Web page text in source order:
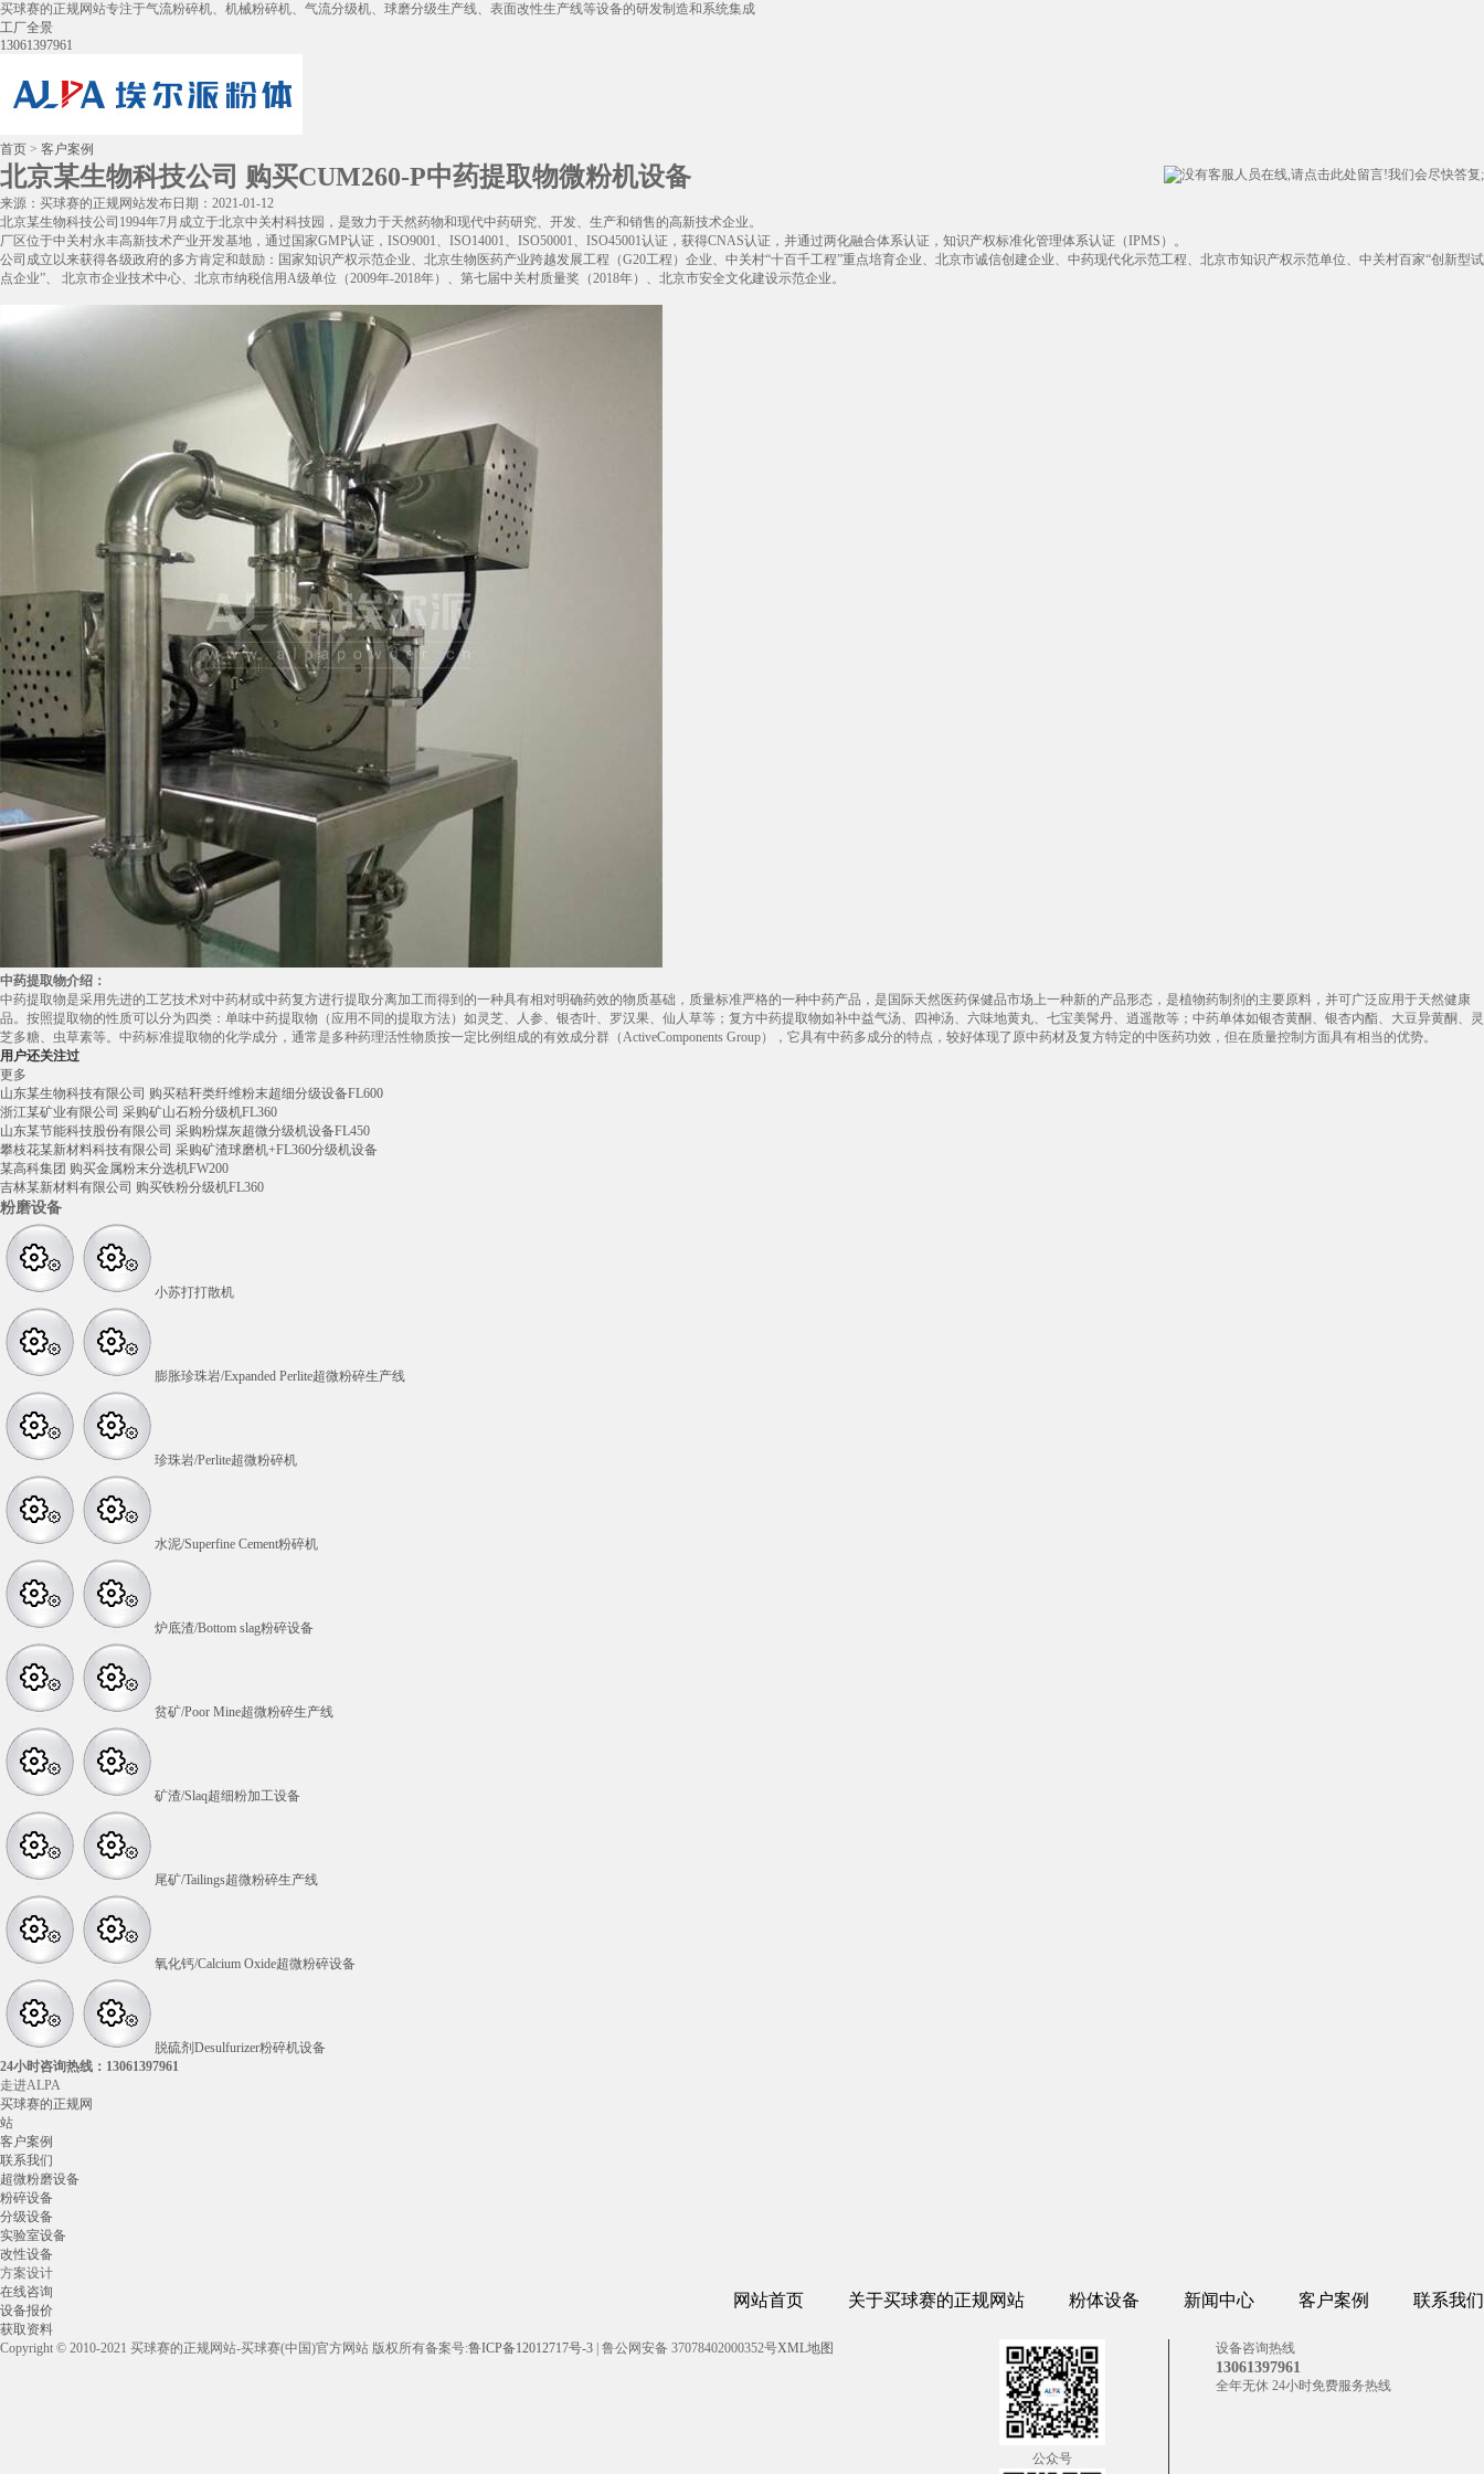
买球赛的正规网站专注于气流粉碎机、机械粉碎机、气流分级机、球磨分级生产线、表面改性生产线等设备的研发制造和系统集成
工厂全景
13061397961
网站首页 关于买球赛的正规网站 粉体设备 新闻中心 客户案例 联系我们
首页 > 客户案例
北京某生物科技公司 购买CUM260-P中药提取物微粉机设备
来源：买球赛的正规网站发布日期：2021-01-12
北京某生物科技公司1994年7月成立于北京中关村科技园，是致力于天然药物和现代中药研究、开发、生产和销售的高新技术企业。
厂区位于中关村永丰高新技术产业开发基地，通过国家GMP认证，ISO9001、ISO14001、ISO50001、ISO45001认证，获得CNAS认证，并通过两化融合体系认证，知识产权标准化管理体系认证（IPMS）。
公司成立以来获得各级政府的多方肯定和鼓励：国家知识产权示范企业、北京生物医药产业跨越发展工程（G20工程）企业、中关村“十百千工程”重点培育企业、北京市诚信创建企业、中药现代化示范工程、北京市知识产权示范单位、中关村百家“创新型试
点企业”、 北京市企业技术中心、北京市纳税信用A级单位（2009年-2018年）、第七届中关村质量奖（2018年）、北京市安全文化建设示范企业。
中药提取物介绍：
中药提取物是采用先进的工艺技术对中药材或中药复方进行提取分离加工而得到的一种具有相对明确药效的物质基础，质量标准严格的一种中药产品，是国际天然医药保健品市场上一种新的产品形态，是植物药制剂的主要原料，并可广泛应用于天然健康
品。按照提取物的性质可以分为四类：单味中药提取物（应用不同的提取方法）如灵芝、人参、银杏叶、罗汉果、仙人草等；复方中药提取物如补中益气汤、四神汤、六味地黄丸、七宝美髯丹、逍遥散等；中药单体如银杏黄酮、银杏内酯、大豆异黄酮、灵
芝多糖、虫草素等。中药标准提取物的化学成分，通常是多种药理活性物质按一定比例组成的有效成分群（ActiveComponents Group），它具有中药多成分的特点，较好体现了原中药材及复方特定的中医药功效，但在质量控制方面具有相当的优势。
用户还关注过
更多
山东某生物科技有限公司 购买秸秆类纤维粉末超细分级设备FL600
浙江某矿业有限公司 采购矿山石粉分级机FL360
山东某节能科技股份有限公司 采购粉煤灰超微分级机设备FL450
攀枝花某新材料科技有限公司 采购矿渣球磨机+FL360分级机设备
某高科集团 购买金属粉末分选机FW200
吉林某新材料有限公司 购买铁粉分级机FL360
粉磨设备
小苏打打散机
膨胀珍珠岩/Expanded Perlite超微粉碎生产线
珍珠岩/Perlite超微粉碎机
水泥/Superfine Cement粉碎机
炉底渣/Bottom slag粉碎设备
贫矿/Poor Mine超微粉碎生产线
矿渣/Slaq超细粉加工设备
尾矿/Tailings超微粉碎生产线
氧化钙/Calcium Oxide超微粉碎设备
脱硫剂Desulfurizer粉碎机设备
24小时咨询热线： 13061397961
走进ALPA
买球赛的正规网
站
客户案例
联系我们
超微粉磨设备
粉碎设备
分级设备
实验室设备
改性设备
方案设计
在线咨询
设备报价
获取资料
设备咨询热线
13061397961
全年无休 24小时免费服务热线
公众号
Copyright © 2010-2021 买球赛的正规网站-买球赛(中国)官方网站 版权所有备案号:鲁ICP备12012717号-3 | 鲁公网安备 37078402000352号XML地图